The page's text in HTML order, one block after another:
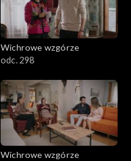
Wichrowe wzgórze
odc. 298
Wichrowe wzgórze